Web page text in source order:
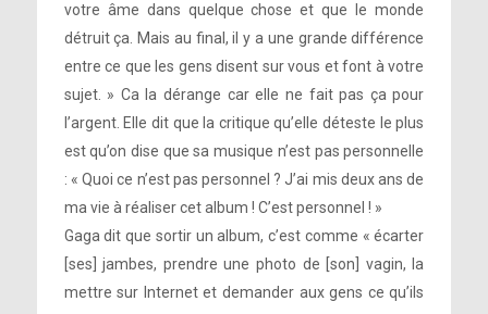
votre âme dans quelque chose et que le monde
détruit ça. Mais au final, il y a une grande différence
entre ce que les gens disent sur vous et font à votre
sujet. » Ca la dérange car elle ne fait pas ça pour
l’argent. Elle dit que la critique qu’elle déteste le plus
est qu’on dise que sa musique n’est pas personnelle
: « Quoi ce n’est pas personnel ? J’ai mis deux ans de
ma vie à réaliser cet album ! C’est personnel ! »
Gaga dit que sortir un album, c’est comme « écarter
[ses] jambes, prendre une photo de [son] vagin, la
mettre sur Internet et demander aux gens ce qu’ils